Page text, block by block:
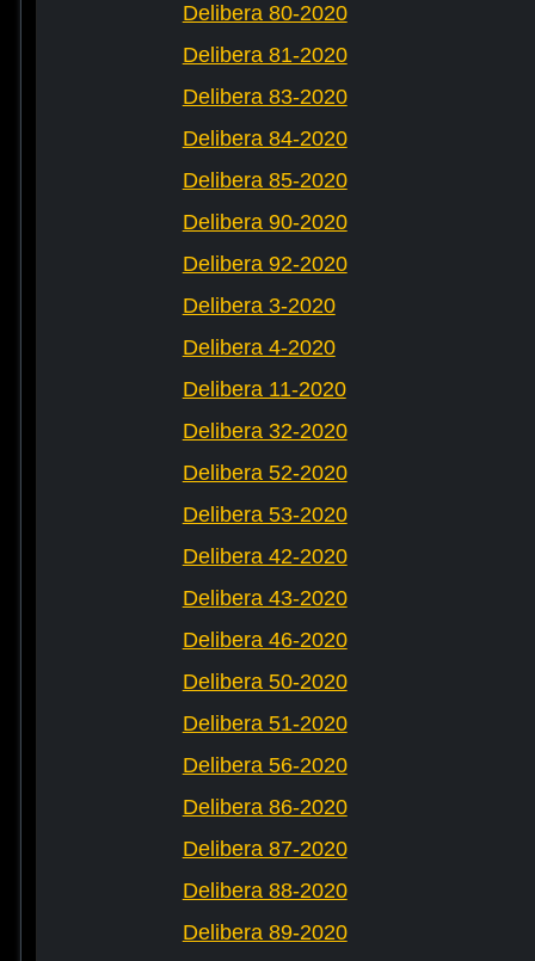
Delibera 80-2020
Delibera 81-2020
Delibera 83-2020
Delibera 84-2020
Delibera 85-2020
Delibera 90-2020
Delibera 92-2020
Delibera 3-2020
Delibera 4-2020
Delibera 11-2020
Delibera 32-2020
Delibera 52-2020
Delibera 53-2020
Delibera 42-2020
Delibera 43-2020
Delibera 46-2020
Delibera 50-2020
Delibera 51-2020
Delibera 56-2020
Delibera 86-2020
Delibera 87-2020
Delibera 88-2020
Delibera 89-2020